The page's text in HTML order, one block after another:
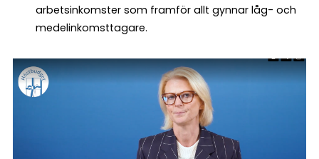
arbetsinkomster som framför allt gynnar låg- och
medelinkomsttagare.